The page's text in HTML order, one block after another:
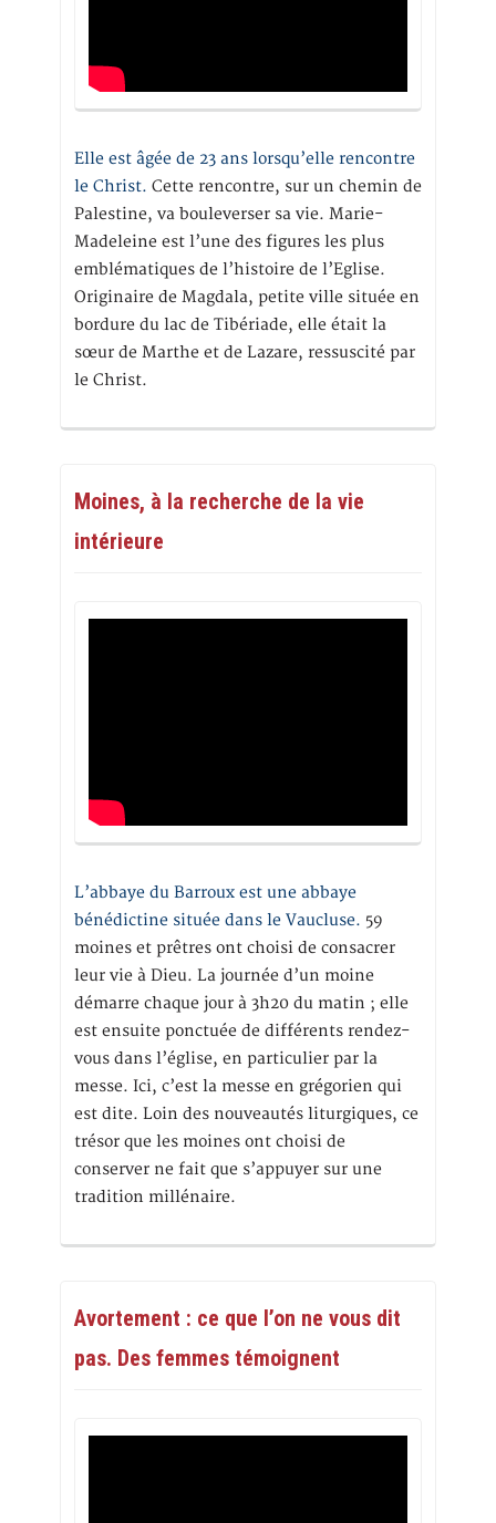
Elle est âgée de 23 ans lorsqu’elle rencontre
le Christ. Cette rencontre, sur un chemin de
Palestine, va bouleverser sa vie. Marie-
Madeleine est l’une des figures les plus
emblématiques de l’histoire de l’Eglise.
Originaire de Magdala, petite ville située en
bordure du lac de Tibériade, elle était la
sœur de Marthe et de Lazare, ressuscité par
le Christ.
Moines, à la recherche de la vie
intérieure
L’abbaye du Barroux est une abbaye
bénédictine située dans le Vaucluse. 59
moines et prêtres ont choisi de consacrer
leur vie à Dieu. La journée d’un moine
démarre chaque jour à 3h20 du matin ; elle
est ensuite ponctuée de différents rendez-
vous dans l’église, en particulier par la
messe. Ici, c’est la messe en grégorien qui
est dite. Loin des nouveautés liturgiques, ce
trésor que les moines ont choisi de
conserver ne fait que s’appuyer sur une
tradition millénaire.
Avortement : ce que l’on ne vous dit
pas. Des femmes témoignent